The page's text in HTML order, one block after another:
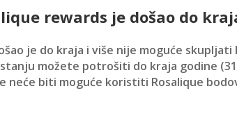
rewards je došao do
je do kraja i više nije moguće skupljati
možete potrošiti do kraja godine
neće biti moguće koristiti Rosalique